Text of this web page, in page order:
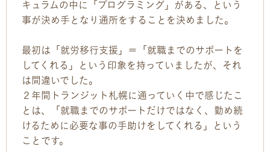
キュラムの中に「プログラミング」がある、という
事が決め手となり通所をすることを決めました。
最初は「就労移行支援」＝「就職までのサポートを
してくれる」という印象を持っていましたが、それ
は間違いでした。
２年間トランジット札幌に通っていく中で感じたこ
とは、「就職までのサポートだけではなく、勤め続
けるために必要な事の手助けをしてくれる」という
ことです。